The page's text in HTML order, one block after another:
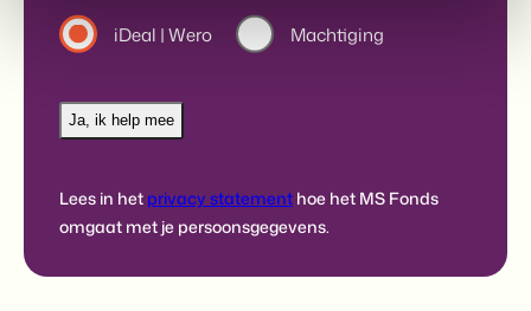
Betaalmethode_one-
time
iDeal | Wero Machtiging
Lees in het privacy statement hoe het MS Fonds
omgaat met je persoonsgegevens.